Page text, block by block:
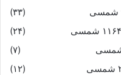
(۳۳)
(۲۴)
(۷)
(۱۲)